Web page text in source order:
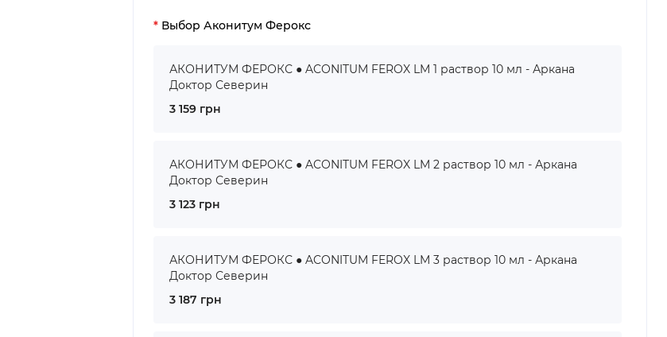
Выбор Аконитум Ферокс
АКОНИТУМ ФЕРОКС ● ACONITUM FEROX LM 1 раствор 10 мл - Аркана
Доктор Северин
3 159 грн
АКОНИТУМ ФЕРОКС ● ACONITUM FEROX LM 2 раствор 10 мл - Аркана
Доктор Северин
3 123 грн
АКОНИТУМ ФЕРОКС ● ACONITUM FEROX LM 3 раствор 10 мл - Аркана
Доктор Северин
3 187 грн